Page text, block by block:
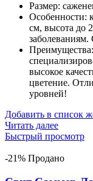
Размер:
Особенности:
см, высота до
заболеваниям.
высокое
цветение.
уровней!
Добавить в список
Читать далее
Быстрый просмотр
-21% Продано